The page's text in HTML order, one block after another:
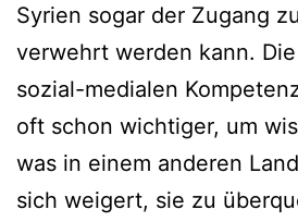
Syrien sogar der Zugang
verwehrt werden kann.
sozial-medialen
oft schon wichtiger, um
was in einem anderen
sich weigert, sie zu